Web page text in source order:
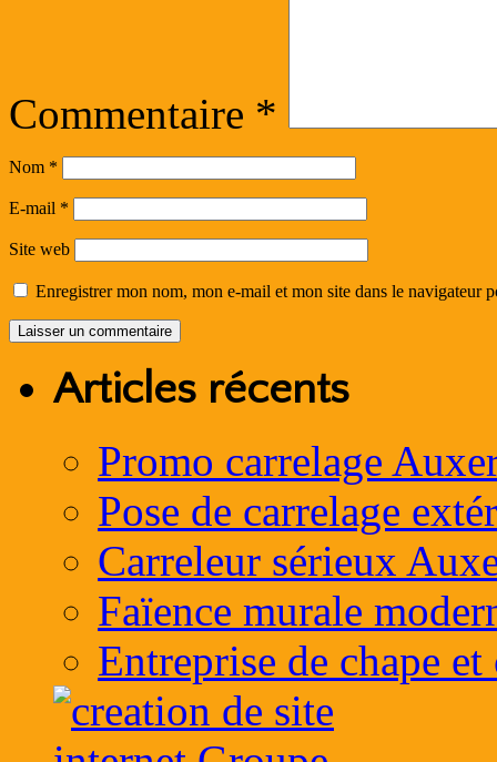
Commentaire *
Nom *
E-mail *
Site web
Enregistrer mon nom, mon e-mail et mon site dans le navigateur
Articles récents
Promo carrelage
Pose de carrelage
Carreleur sérieux
Faïence murale
Entreprise de chape